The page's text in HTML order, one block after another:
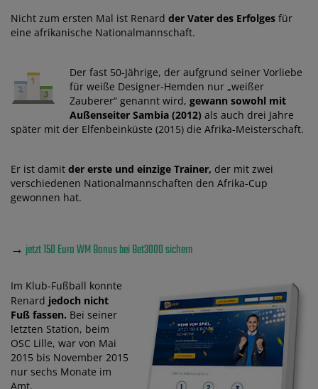
Nicht zum ersten Mal ist Renard der Vater des Erfolges für
eine afrikanische Nationalmannschaft.
Der fast 50-Jährige, der aufgrund seiner Vorliebe
für weiße Designer-Hemden nur „weißer
Zauberer“ genannt wird,gewann sowohl mit
Außenseiter Sambia (2012) als auch drei Jahre
später mit der Elfenbeinküste (2015) die Afrika-Meisterschaft.
Er ist damit der erste und einzige Trainer, der mit zwei
verschiedenen Nationalmannschaften den Afrika-Cup
gewonnen hat.
→ jetzt 150 Euro WM Bonus bei Bet3000 sichern
Im Klub-Fußball konnte
Renard jedoch nicht
Fuß fassen. Bei seiner
letzten Station, beim
OSC Lille, war von Mai
2015 bis November 2015
nur sechs Monate im
Amt.